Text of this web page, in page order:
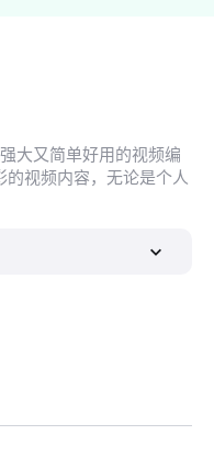
生成器
大又简单好用的视频编
视频内容，无论是个人